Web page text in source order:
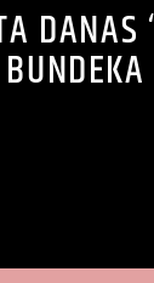
DANAS
BUNDEKA